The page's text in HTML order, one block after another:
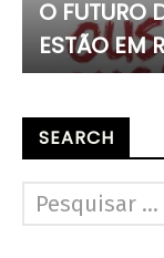
O FUTURO
ESTÃO EM
SEARCH